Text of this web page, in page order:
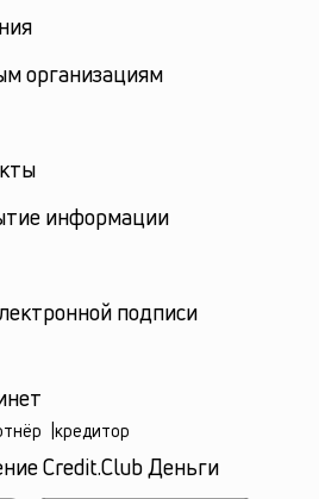
организациям
информации
подписи
кредитор
Credit.Club Деньги